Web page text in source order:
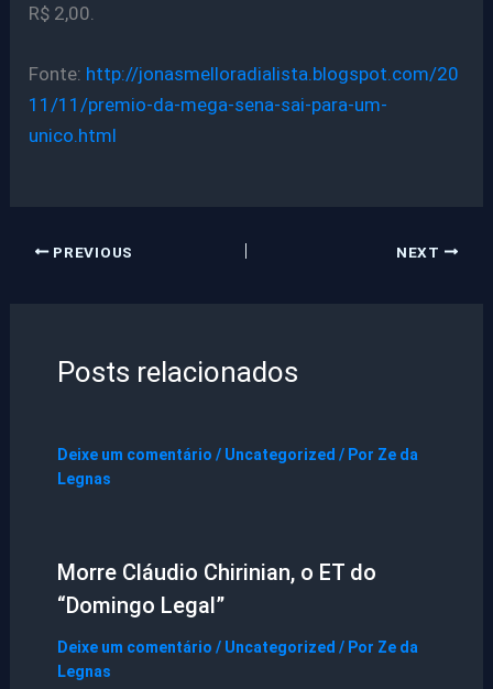
R$ 2,00.
Fonte: http://jonasmelloradialista.blogspot.com/20
11/11/premio-da-mega-sena-sai-para-um-
unico.html
PREVIOUS NEXT
Posts relacionados
Deixe um comentário / Uncategorized / Por Ze da
Legnas
Morre Cláudio Chirinian, o ET do
“Domingo Legal”
Deixe um comentário / Uncategorized / Por Ze da
Legnas